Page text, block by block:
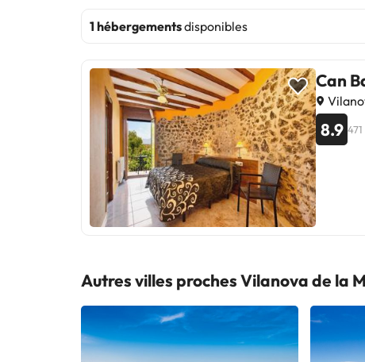
1 hébergementsdisponibles
Can
8.9
Autres villes proches Vilanova de la